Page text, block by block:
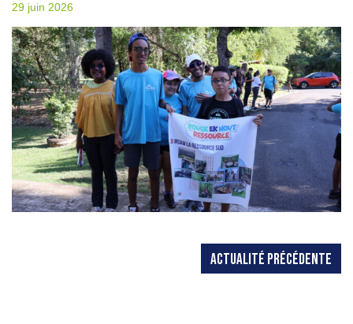
29 juin 2026
ACTUALITÉ PRÉCÉDENTE